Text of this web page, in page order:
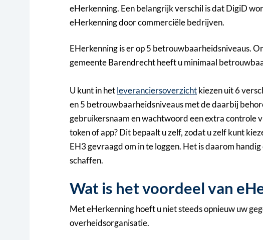
eHerkenning. Een belangrijk verschil is dat DigiD
eHerkenning door commerciële bedrijven.
EHerkenning is er op 5 betrouwbaarheidsniveaus.
gemeente Barendrecht heeft u minimaal
U kunt in hetleveranciersoverzichtkiezen uit 6
en 5 betrouwbaarheidsniveaus met de daarbij
gebruikersnaam en wachtwoord een extra controle
token of app? Dit bepaalt u zelf, zodat u zelf kunt
EH3 gevraagd om in te loggen. Het is daarom
schaffen.
Wat is het voordeel van
Met eHerkenning hoeft u niet steeds opnieuw uw
overheidsorganisatie.